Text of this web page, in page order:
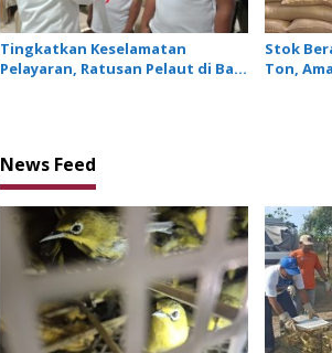
Tingkatkan Keselamatan
Pelayaran, Ratusan Pelaut di Bali
Stok
Ton,
News Feed